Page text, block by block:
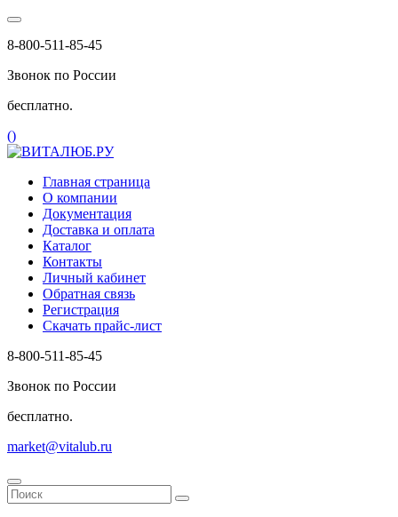
8-800-511-85-45
Звонок по России
бесплатно.
()
Главная страница
О компании
Документация
Доставка и оплата
Каталог
Контакты
Личный кабинет
Обратная связь
Регистрация
Скачать прайс-лист
8-800-511-85-45
Звонок по России
бесплатно.
market@vitalub.ru